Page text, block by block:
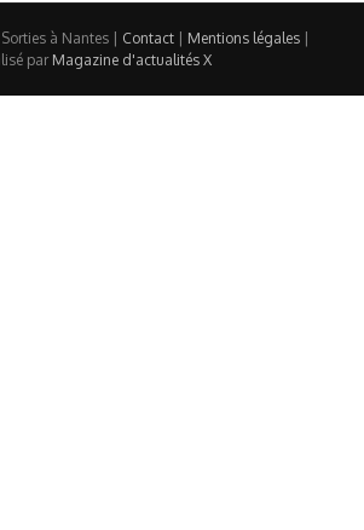
à Nantes | Contact| Mentions légales|
par Magazine d'actualités X